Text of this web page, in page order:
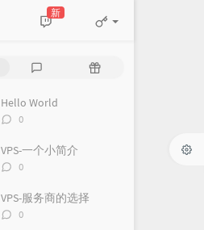
新
评
随
Hello World
评
数：
0
VPS-一个小简介
评
数：
0
VPS-服务商的选择
评
0